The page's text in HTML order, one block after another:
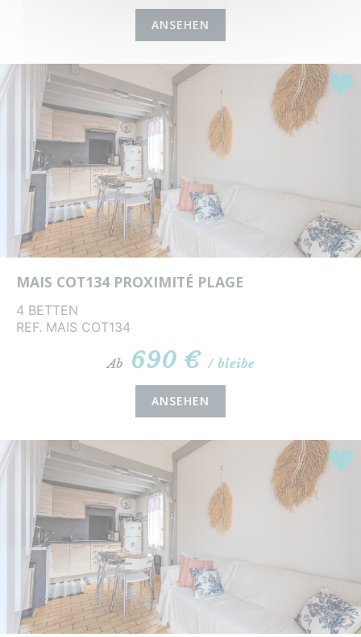
ANSEHEN
MAIS COT134 PROXIMITÉ PLAGE
4 BETTEN
REF. MAIS COT134
Ab 690 €/ bleibe
ANSEHEN